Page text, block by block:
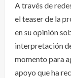
A través de
el teaser de la
en su opinión
interpretación
momento para
apoyo que ha